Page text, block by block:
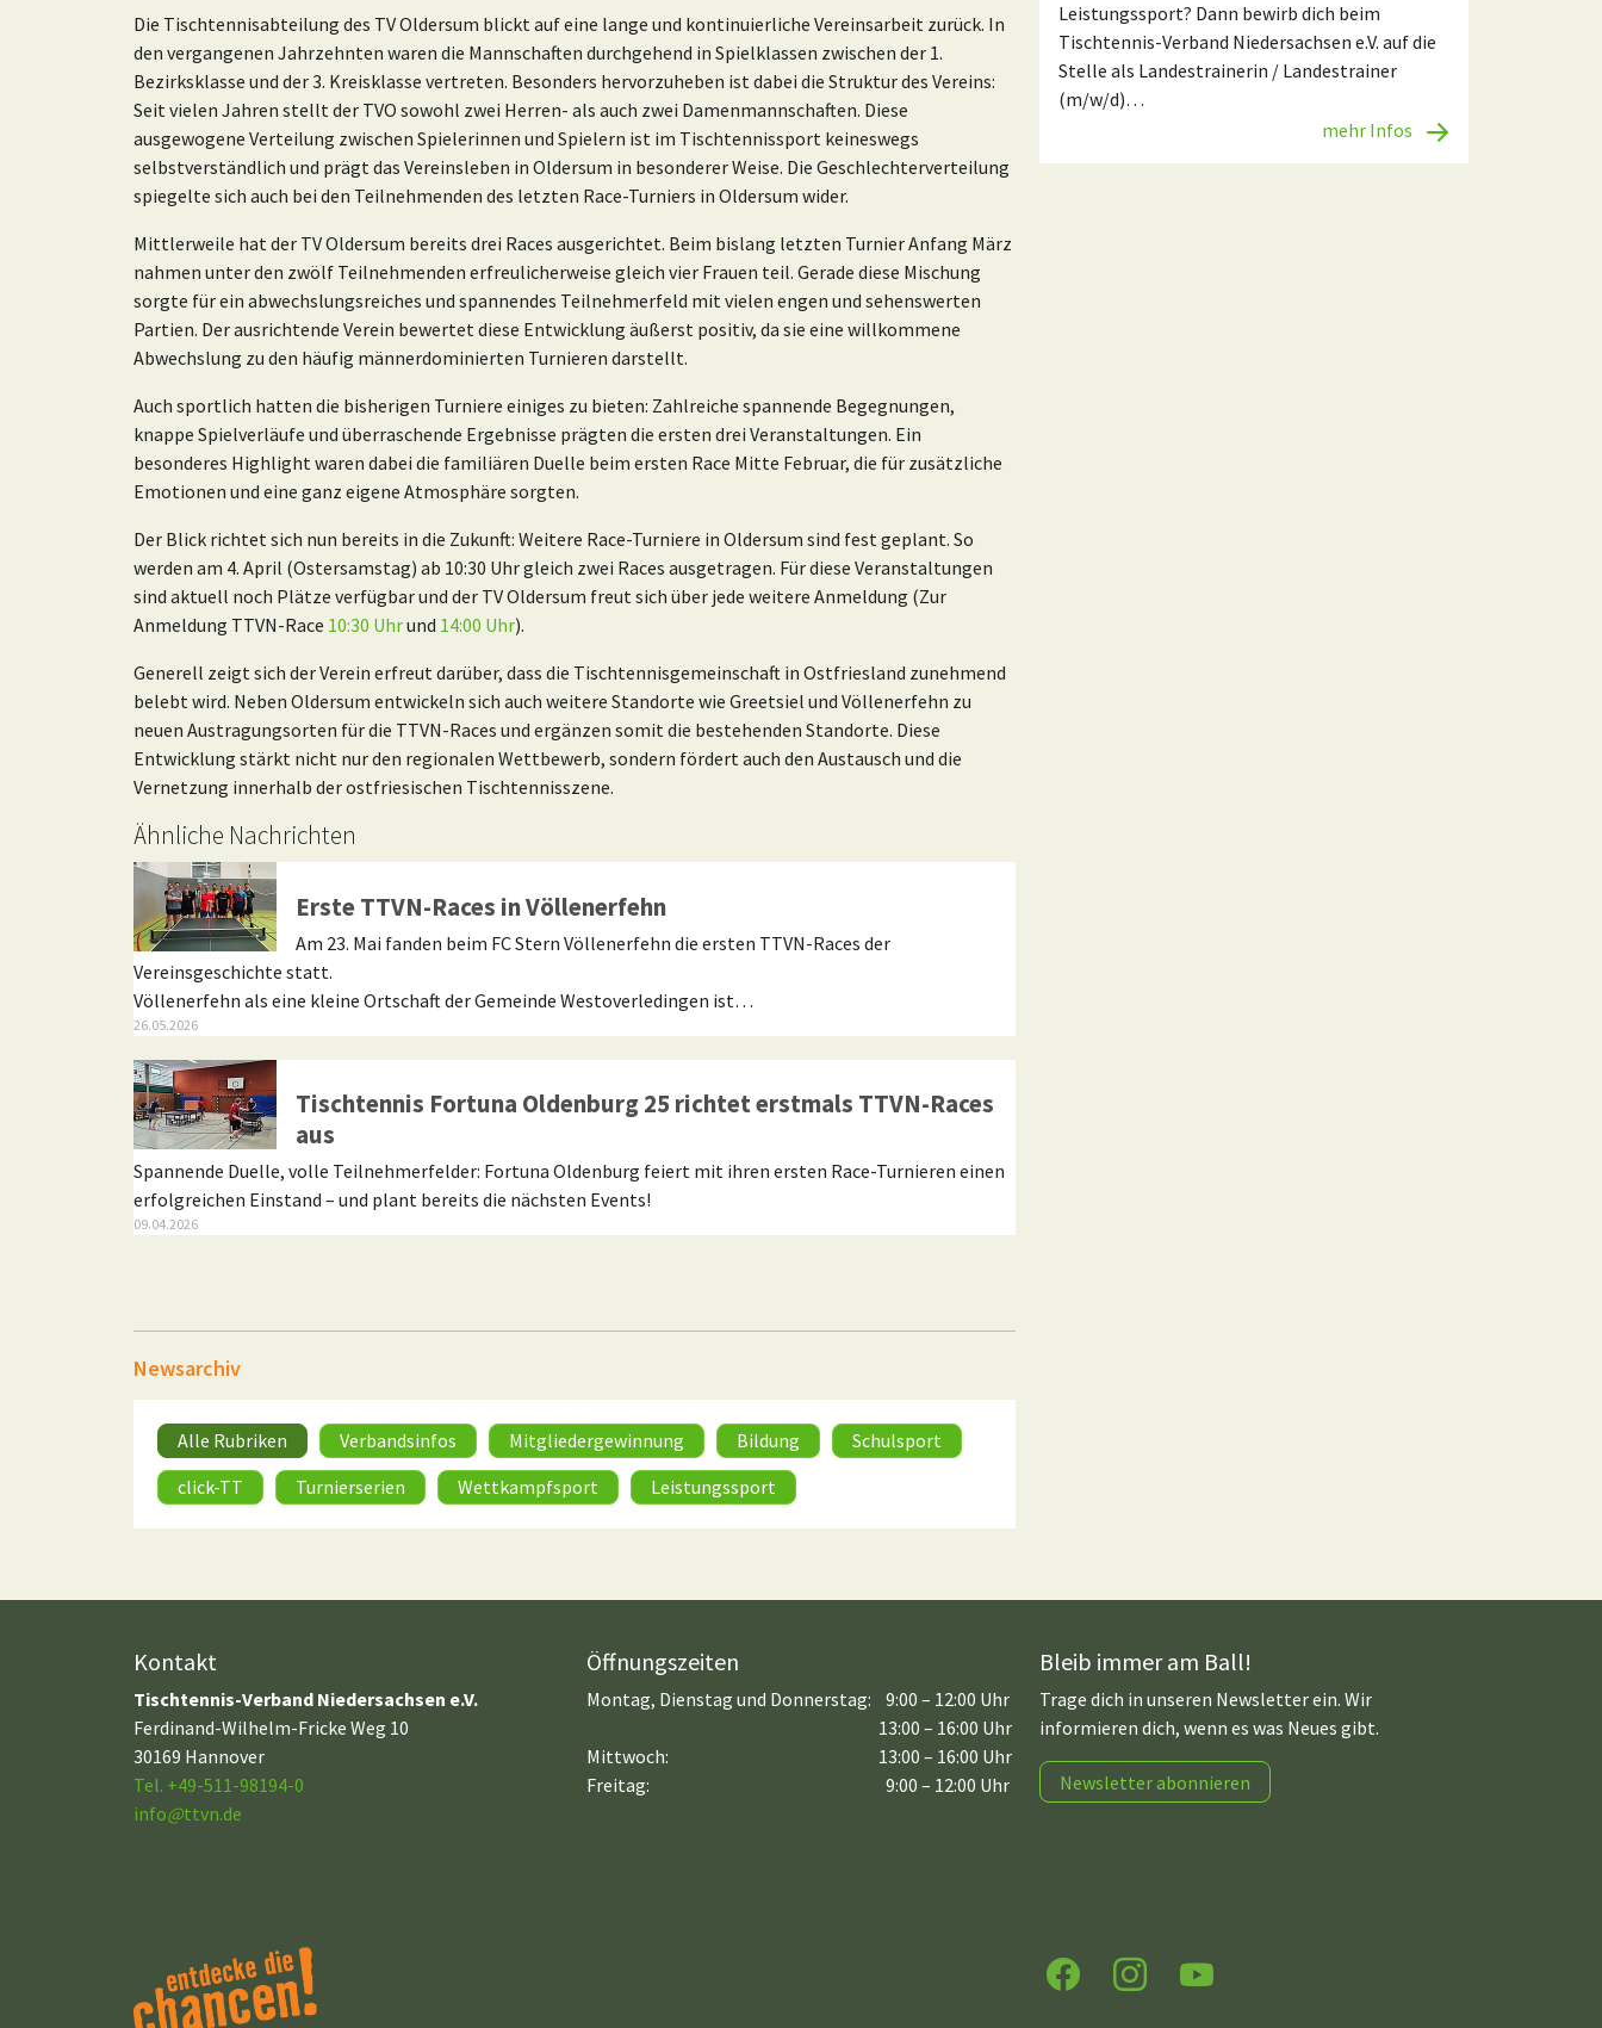
Die Tischtennisabteilung des TV Oldersum blickt auf eine lange und kontinuierliche Vereinsarbeit zurück. In
den vergangenen Jahrzehnten waren die Mannschaften durchgehend in Spielklassen zwischen der 1.
Bezirksklasse und der 3. Kreisklasse vertreten. Besonders hervorzuheben ist dabei die Struktur des Vereins:
Seit vielen Jahren stellt der TVO sowohl zwei Herren- als auch zwei Damenmannschaften. Diese
ausgewogene Verteilung zwischen Spielerinnen und Spielern ist im Tischtennissport keineswegs
selbstverständlich und prägt das Vereinsleben in Oldersum in besonderer Weise. Die Geschlechterverteilung
spiegelte sich auch bei den Teilnehmenden des letzten Race-Turniers in Oldersum wider.
Mittlerweile hat der TV Oldersum bereits drei Races ausgerichtet. Beim bislang letzten Turnier Anfang März
nahmen unter den zwölf Teilnehmenden erfreulicherweise gleich vier Frauen teil. Gerade diese Mischung
sorgte für ein abwechslungsreiches und spannendes Teilnehmerfeld mit vielen engen und sehenswerten
Partien. Der ausrichtende Verein bewertet diese Entwicklung äußerst positiv, da sie eine willkommene
Abwechslung zu den häufig männerdominierten Turnieren darstellt.
Auch sportlich hatten die bisherigen Turniere einiges zu bieten: Zahlreiche spannende Begegnungen,
knappe Spielverläufe und überraschende Ergebnisse prägten die ersten drei Veranstaltungen. Ein
besonderes Highlight waren dabei die familiären Duelle beim ersten Race Mitte Februar, die für zusätzliche
Emotionen und eine ganz eigene Atmosphäre sorgten.
Der Blick richtet sich nun bereits in die Zukunft: Weitere Race-Turniere in Oldersum sind fest geplant. So
werden am 4. April (Ostersamstag) ab 10:30 Uhr gleich zwei Races ausgetragen. Für diese Veranstaltungen
sind aktuell noch Plätze verfügbar und der TV Oldersum freut sich über jede weitere Anmeldung (Zur
Anmeldung TTVN-Race 10:30 Uhrund 14:00 Uhr).
Generell zeigt sich der Verein erfreut darüber, dass die Tischtennisgemeinschaft in Ostfriesland zunehmend
belebt wird. Neben Oldersum entwickeln sich auch weitere Standorte wie Greetsiel und Völlenerfehn zu
neuen Austragungsorten für die TTVN-Races und ergänzen somit die bestehenden Standorte. Diese
Entwicklung stärkt nicht nur den regionalen Wettbewerb, sondern fördert auch den Austausch und die
Vernetzung innerhalb der ostfriesischen Tischtennisszene.
Ähnliche Nachrichten
Erste TTVN-Races in Völlenerfehn
Am 23. Mai fanden beim FC Stern Völlenerfehn die ersten TTVN-Races der
Vereinsgeschichte statt.
Völlenerfehn als eine kleine Ortschaft der Gemeinde Westoverledingen ist…
26.05.2026
Tischtennis Fortuna Oldenburg 25 richtet erstmals TTVN-Races
aus
Spannende Duelle, volle Teilnehmerfelder: Fortuna Oldenburg feiert mit ihren ersten Race-Turnieren einen
erfolgreichen Einstand – und plant bereits die nächsten Events!
09.04.2026
Leistungssport? Dann bewirb dich beim
Tischtennis-Verband Niedersachsen e.V. auf die
Stelle als Landestrainerin / Landestrainer
(m/w/d)…
mehr Infos
Newsarchiv
Alle Rubriken Verbandsinfos Mitgliedergewinnung Bildung
Schulsport
click-TT
Turnierserien Wettkampfsport Leistungssport
Kontakt
Tischtennis-Verband Niedersachsen e.V.
Ferdinand-Wilhelm-Fricke Weg 10
30169 Hannover
Tel. +49-511-98194-0
info@ttvn.de
Öffnungszeiten
Montag, Dienstag und Donnerstag:
9:00 – 12:00 Uhr
13:00 – 16:00 Uhr
Mittwoch:
Freitag:
13:00 – 16:00 Uhr
9:00 – 12:00 Uhr
Bleib immer am Ball!
Trage dich in unseren Newsletter ein. Wir
informieren dich, wenn es was Neues gibt.
Newsletter abonnieren